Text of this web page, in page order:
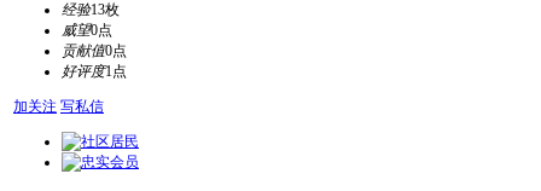
经验13枚
威望0点
贡献值0点
好评度1点
加关注 写私信